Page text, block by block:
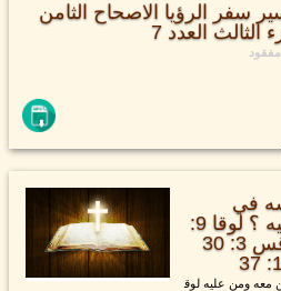
سفر الرؤيا الاصحاح الثامن
الثالث العدد 7
مفقود
في
وصفه من معه ومن عليه ؟ لوقا 9:
50 و لوقا 11: 23 و مرقس 3: 30
ومن عليه لوق